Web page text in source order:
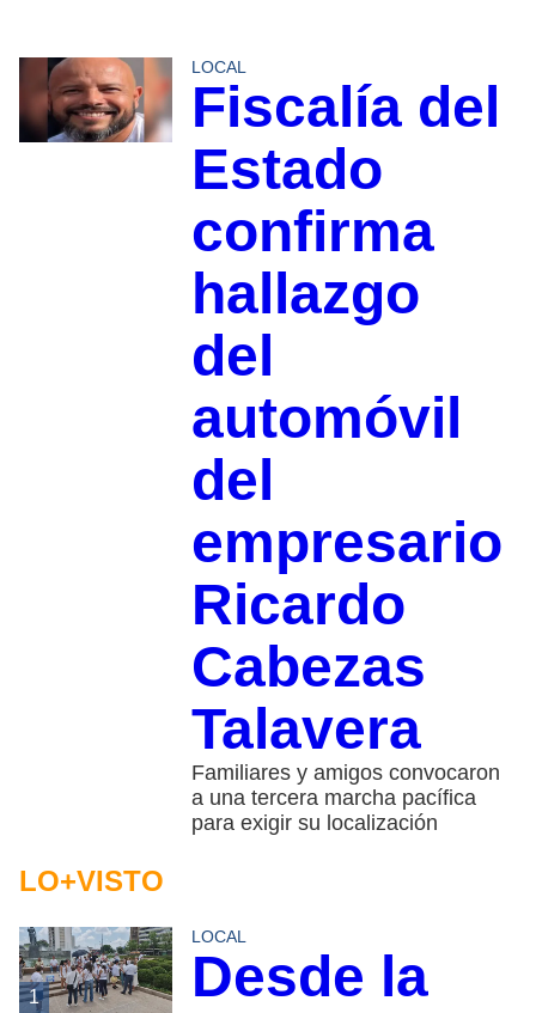
LOCAL
Fiscalía del
Estado
confirma
hallazgo
del
automóvil
del
empresario
Ricardo
Cabezas
Talavera
Familiares y amigos convocaron
a una tercera marcha pacífica
para exigir su localización
LO+VISTO
1
LOCAL
Desde la